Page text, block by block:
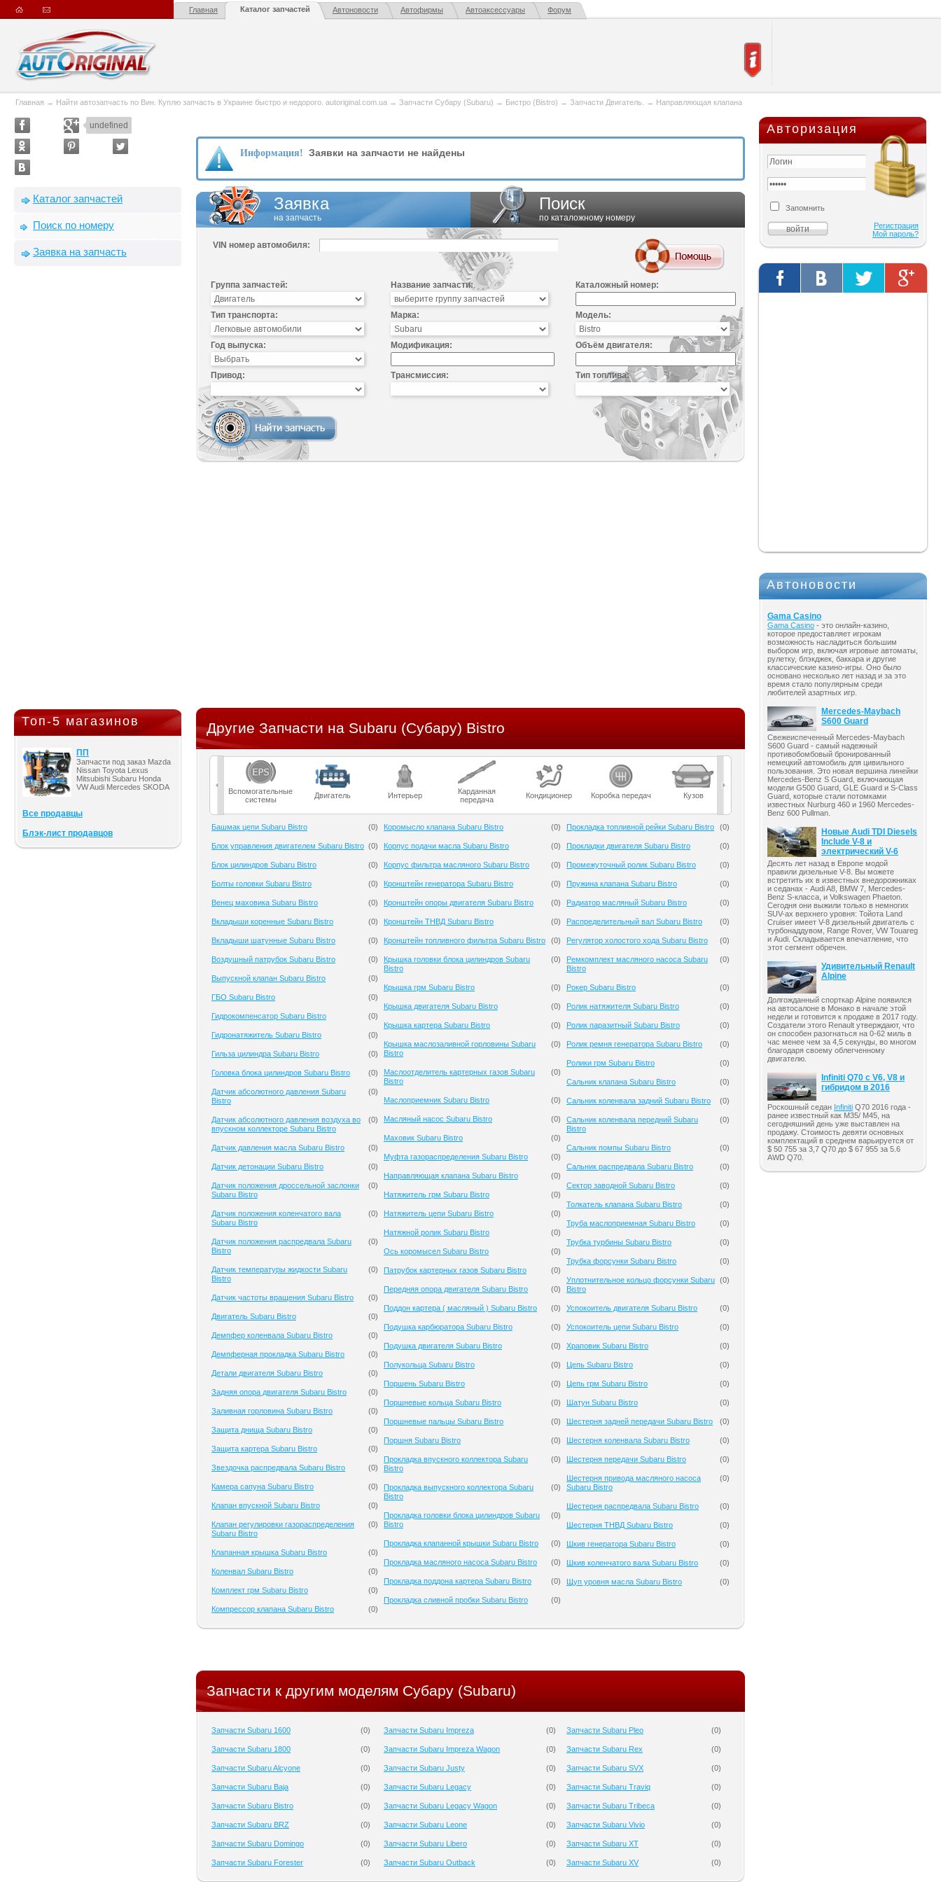
Главная Каталог запчастей Автоновости Автофирмы Автоаксессуары Форум
Главная → Найти автозапчасть по Вин. Куплю запчасть в Украине быстро и недорого. autoriginal.com.ua → Запчасти Субару (Subaru) → Бистро (Bistro) → Запчасти Двигатель. → Направляющая клапана
undefined
Каталог запчастей
Поиск по номеру
Заявка на запчасть
Топ-5 магазинов
ПП
Запчасти под заказ Mazda
Nissan Toyota Lexus
Mitsubishi Subaru Honda
VW Audi Mercedes SKODA
Все продавцы
Блэк-лист продавцов
Информация! Заявки на запчасти не найдены
Заявка
на запчасть
Поиск
по каталожному номеру
VIN номер автомобиля:
Группа запчастей: Название запчасти: Каталожный номер:
Тип транспорта: Марка: Модель:
Год выпуска: Модификация: Объём двигателя:
Привод: Трансмиссия: Тип топлива:
Другие Запчасти на Subaru (Субару) Bistro
Вспомогательные
системы
Двигатель Интерьер
Карданная
передача
Кондиционер Коробка передач Кузов Масла Мост
Башмак цепи Subaru Bistro (0)
Блок управления двигателем Subaru Bistro (0)
Блок цилиндров Subaru Bistro (0)
Болты головки Subaru Bistro (0)
Венец маховика Subaru Bistro (0)
Вкладыши коренные Subaru Bistro (0)
Вкладыши шатунные Subaru Bistro (0)
Воздушный патрубок Subaru Bistro (0)
Выпускной клапан Subaru Bistro (0)
ГБО Subaru Bistro (0)
Гидрокомпенсатор Subaru Bistro (0)
Гидронатяжитель Subaru Bistro (0)
Гильза цилиндра Subaru Bistro (0)
Головка блока цилиндров Subaru Bistro (0)
Датчик абсолютного давления Subaru
Bistro
(0)
Датчик абсолютного давления воздуха во
впускном коллекторе Subaru Bistro
(0)
Датчик давления масла Subaru Bistro (0)
Датчик детонации Subaru Bistro (0)
Датчик положения дроссельной заслонки
Subaru Bistro
(0)
Датчик положения коленчатого вала
Subaru Bistro
(0)
Датчик положения распредвала Subaru
Bistro
(0)
Датчик температуры жидкости Subaru
Bistro
(0)
Датчик частоты вращения Subaru Bistro (0)
Двигатель Subaru Bistro (0)
Демпфер коленвала Subaru Bistro (0)
Демпферная прокладка Subaru Bistro (0)
Детали двигателя Subaru Bistro (0)
Задняя опора двигателя Subaru Bistro (0)
Заливная горловина Subaru Bistro (0)
Защита днища Subaru Bistro (0)
Защита картера Subaru Bistro (0)
Звездочка распредвала Subaru Bistro (0)
Камера сапуна Subaru Bistro (0)
Клапан впускной Subaru Bistro (0)
Клапан регулировки газораспределения
Subaru Bistro
(0)
Клапанная крышка Subaru Bistro (0)
Коленвал Subaru Bistro (0)
Комплект грм Subaru Bistro (0)
Компрессор клапана Subaru Bistro (0)
Коромысло клапана Subaru Bistro (0)
Корпус подачи масла Subaru Bistro (0)
Корпус фильтра масляного Subaru Bistro (0)
Кронштейн генератора Subaru Bistro (0)
Кронштейн опоры двигателя Subaru Bistro (0)
Кронштейн ТНВД Subaru Bistro (0)
Кронштейн топливного фильтра Subaru Bistro (0)
Крышка головки блока цилиндров Subaru
Bistro
(0)
Крышка грм Subaru Bistro (0)
Крышка двигателя Subaru Bistro (0)
Крышка картера Subaru Bistro (0)
Крышка маслозаливной горловины Subaru
Bistro
(0)
Маслоотделитель картерных газов Subaru
Bistro
(0)
Маслоприемник Subaru Bistro (0)
Масляный насос Subaru Bistro (0)
Маховик Subaru Bistro (0)
Муфта газораспределения Subaru Bistro (0)
Направляющая клапана Subaru Bistro (0)
Натяжитель грм Subaru Bistro (0)
Натяжитель цепи Subaru Bistro (0)
Натяжной ролик Subaru Bistro (0)
Ось коромысел Subaru Bistro (0)
Патрубок картерных газов Subaru Bistro (0)
Передняя опора двигателя Subaru Bistro (0)
Поддон картера ( масляный ) Subaru Bistro (0)
Подушка карбюратора Subaru Bistro (0)
Подушка двигателя Subaru Bistro (0)
Полукольца Subaru Bistro (0)
Поршень Subaru Bistro (0)
Поршневые кольца Subaru Bistro (0)
Поршневые пальцы Subaru Bistro (0)
Поршня Subaru Bistro (0)
Прокладка впускного коллектора Subaru
Bistro
(0)
Прокладка выпускного коллектора Subaru
Bistro
(0)
Прокладка головки блока цилиндров Subaru
Bistro
(0)
Прокладка клапанной крышки Subaru Bistro (0)
Прокладка масляного насоса Subaru Bistro (0)
Прокладка поддона картера Subaru Bistro (0)
Прокладка сливной пробки Subaru Bistro (0)
Прокладка топливной рейки Subaru Bistro (0)
Прокладки двигателя Subaru Bistro (0)
Промежуточный ролик Subaru Bistro (0)
Пружина клапана Subaru Bistro (0)
Радиатор масляный Subaru Bistro (0)
Распределительный вал Subaru Bistro (0)
Регулятор холостого хода Subaru Bistro (0)
Ремкомплект масляного насоса Subaru
Bistro
(0)
Рокер Subaru Bistro (0)
Ролик натяжителя Subaru Bistro (0)
Ролик паразитный Subaru Bistro (0)
Ролик ремня генератора Subaru Bistro (0)
Ролики грм Subaru Bistro (0)
Сальник клапана Subaru Bistro (0)
Сальник коленвала задний Subaru Bistro (0)
Сальник коленвала передний Subaru
Bistro
(0)
Сальник помпы Subaru Bistro (0)
Сальник распредвала Subaru Bistro (0)
Сектор заводной Subaru Bistro (0)
Толкатель клапана Subaru Bistro (0)
Труба маслоприемная Subaru Bistro (0)
Трубка турбины Subaru Bistro (0)
Трубка форсунки Subaru Bistro (0)
Уплотнительное кольцо форсунки Subaru
Bistro
(0)
Успокоитель двигателя Subaru Bistro (0)
Успокоитель цепи Subaru Bistro (0)
Храповик Subaru Bistro (0)
Цепь Subaru Bistro (0)
Цепь грм Subaru Bistro (0)
Шатун Subaru Bistro (0)
Шестерня задней передачи Subaru Bistro (0)
Шестерня коленвала Subaru Bistro (0)
Шестерня передачи Subaru Bistro (0)
Шестерня привода масляного насоса
Subaru Bistro
(0)
Шестерня распредвала Subaru Bistro (0)
Шестерня ТНВД Subaru Bistro (0)
Шкив генератора Subaru Bistro (0)
Шкив коленчатого вала Subaru Bistro (0)
Щуп уровня масла Subaru Bistro (0)
Запчасти к другим моделям Субару (Subaru)
Запчасти Subaru 1600 (0)
Запчасти Subaru 1800 (0)
Запчасти Subaru Alcyone (0)
Запчасти Subaru Baja (0)
Запчасти Subaru Bistro (0)
Запчасти Subaru BRZ (0)
Запчасти Subaru Domingo (0)
Запчасти Subaru Forester (0)
Запчасти Subaru Impreza (0)
Запчасти Subaru Impreza Wagon (0)
Запчасти Subaru Justy (0)
Запчасти Subaru Legacy (0)
Запчасти Subaru Legacy Wagon (0)
Запчасти Subaru Leone (0)
Запчасти Subaru Libero (0)
Запчасти Subaru Outback (0)
Запчасти Subaru Pleo (0)
Запчасти Subaru Rex (0)
Запчасти Subaru SVX (0)
Запчасти Subaru Traviq (0)
Запчасти Subaru Tribeca (0)
Запчасти Subaru Vivio (0)
Запчасти Subaru XT (0)
Запчасти Subaru XV (0)
Авторизация
Запомнить
Регистрация
Мой пароль?
Автоновости
Gama Casino
Gama Casino - это онлайн-казино,
которое предоставляет игрокам
возможность насладиться большим
выбором игр, включая игровые автоматы,
рулетку, блэкджек, баккара и другие
классические казино-игры. Оно было
основано несколько лет назад и за это
время стало популярным среди
любителей азартных игр.
Mercedes-Maybach
S600 Guard
Свежеиспеченный Mercedes-Maybach
S600 Guard - самый надежный
противобомбовый бронированный
немецкий автомобиль для цивильного
пользования. Это новая вершина линейки
Mercedes-Benz S Guard, включающая
модели G500 Guard, GLE Guard и S-Class
Guard, которые стали потомками
известных Nurburg 460 и 1960 Mercedes-
Benz 600 Pullman.
Новые Audi TDI Diesels
Include V-8 и
электрический V-6
Десять лет назад в Европе модой
правили дизельные V-8. Вы можете
встретить их в известных внедорожниках
и седанах - Audi A8, BMW 7, Mercedes-
Benz S-класса, и Volkswagen Phaeton.
Сегодня они выжили только в немногих
SUV-ах верхнего уровня: Тойота Land
Cruiser имеет V-8 дизельный двигатель с
турбонаддувом, Range Rover, VW Touareg
и Audi. Складывается впечатление, что
этот сегмент обречен.
Удивительный Renault
Alpine
Долгожданный спорткар Alpine появился
на автосалоне в Монако в начале этой
недели и готовится к продаже в 2017 году.
Создатели этого Renault утверждают, что
он способен разогнаться на 0-62 миль в
час менее чем за 4,5 секунды, во многом
благодаря своему облегченному
двигателю.
Infiniti Q70 с V6, V8 и
гибридом в 2016
Роскошный седан Infiniti Q70 2016 года -
ранее известный как M35/ M45, на
сегодняшний день уже выставлен на
продажу. Стоимость девяти основных
комплектаций в среднем варьируется от
$ 50 755 за 3,7 Q70 до $ 67 955 за 5.6
AWD Q70.